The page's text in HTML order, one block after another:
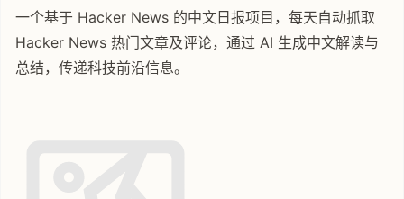
一个基于 Hacker News 的中文日报项目，每天自动抓取
Hacker News 热门文章及评论，通过 AI 生成中文解读与
总结，传递科技前沿信息。